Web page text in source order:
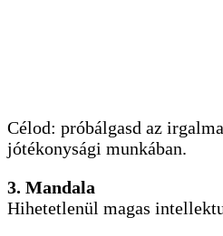
Célod: próbálgasd az
jótékonysági munkában.
3. Mandala
Hihetetlenül magas